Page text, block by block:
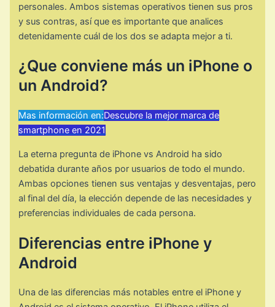
personales. Ambos sistemas operativos tienen sus pros
y sus contras, así que es importante que analices
detenidamente cuál de los dos se adapta mejor a ti.
¿Que conviene más un iPhone o
un Android?
Mas información en:Descubre la mejor marca de
smartphone en 2021
La eterna pregunta de iPhone vs Android ha sido
debatida durante años por usuarios de todo el mundo.
Ambas opciones tienen sus ventajas y desventajas, pero
al final del día, la elección depende de las necesidades y
preferencias individuales de cada persona.
Diferencias entre iPhone y
Android
Una de las diferencias más notables entre el iPhone y